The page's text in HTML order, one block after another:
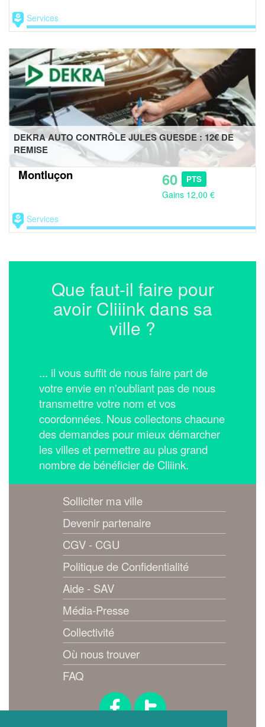
Services
DEKRA AUTO CONTRÔLE JULES GUESDE : 12€ DE
REMISE
Montluçon 60 PTS
Gains 12,00 €
Services
Que faut-il faire pour
avoir Cliiink dans sa
ville ?
... il vous suffit de nous faire part de
votre envie en n'oubliant pas de nous
transmettre votre nom et vos
coordonnées. Nous collectons chacune
des demandes pour mieux démarcher
les villes et permettre au plus grand
nombre de bénéficier de Cliiink.
Solliciter ma ville
Devenir partenaire
CGV - CGU
Politique de Confidentialité
Aide - SAV
Média-Presse
Collectivité
Où nous trouver
FAQ